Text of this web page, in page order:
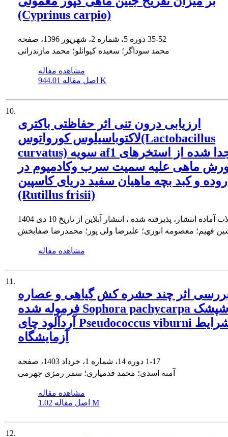
(Cyprinus carpio)
35-52
محمد سوداگر؛ سعیده کیوانلو؛ محمد مازندرانی
مشاهده مقاله
اصل مقاله 944.01 K
10.
ارزیابی درون تنی اثر حفاظتی باکتری
لاکتوباسیلوس کورواتوس(Lactobacillus
curvatus) سویه af1 جدا شده از استخرهای
ماهی علیه سمیت سرب وکادمیوم در
و کبد بچه ماهیان سفید دریای کاسپین
(Rutillus frisii)
آماده انتشار، پذیرفته شده ، انتشار آنلاین از تاریخ
فهیم؛ معصومه انوری؛ علیرضا ولی پور؛ محمدرضا صفابخش
مشاهده مقاله
11.
اثر چند حشره کش گیاهی و عصاره
فرموله شده Sophora pachycarpa روی شپشک
آردآلود چای Pseudococcus viburni در شرایط
آزمایشگاه
1-17
آمنه اسدی؛ محمد قدمیاری؛ سمر رمزی جهرمی
مشاهده مقاله
اصل مقاله 1.02 M
12.